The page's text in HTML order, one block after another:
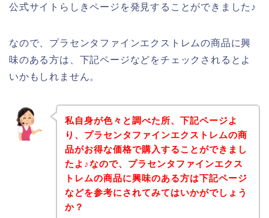
公式サイトらしきページを発見することができました♪
なので、プラセンタファインエクストレムの商品に興
味のある方は、下記ページなどをチェックされるとよ
いかもしれません。
私自身が色々と調べた所、下記ページよ
り、プラセンタファインエクストレムの商
品がお得な価格で購入することができまし
たよ♪なので、プラセンタファインエクス
トレムの商品に興味のある方は下記ページ
などを参考にされてみてはいかがでしょう
か？